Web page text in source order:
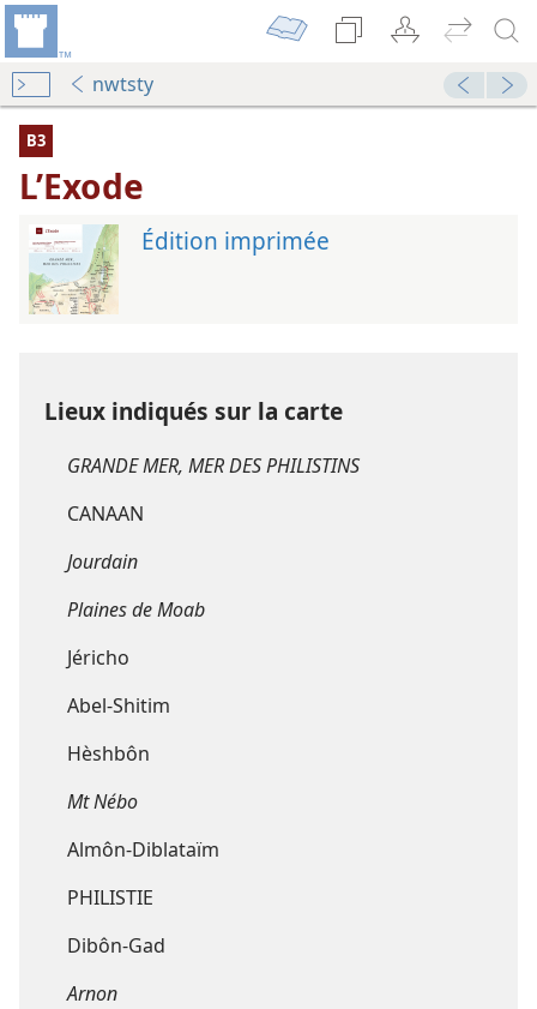
nwtsty
B3
L’Exode
Édition imprimée
Lieux indiqués sur la carte
GRANDE MER, MER DES PHILISTINS
CANAAN
Jourdain
Plaines de Moab
Jéricho
Abel-Shitim
Hèshbôn
Mt Nébo
Almôn-Diblataïm
PHILISTIE
Dibôn-Gad
Arnon